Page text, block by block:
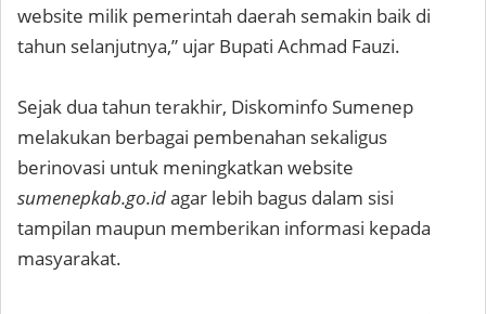
website milik pemerintah daerah semakin baik di
tahun selanjutnya,” ujar Bupati Achmad Fauzi.
Sejak dua tahun terakhir, Diskominfo Sumenep
melakukan berbagai pembenahan sekaligus
berinovasi untuk meningkatkan website
sumenepkab.go.idagar lebih bagus dalam sisi
tampilan maupun memberikan informasi kepada
masyarakat.